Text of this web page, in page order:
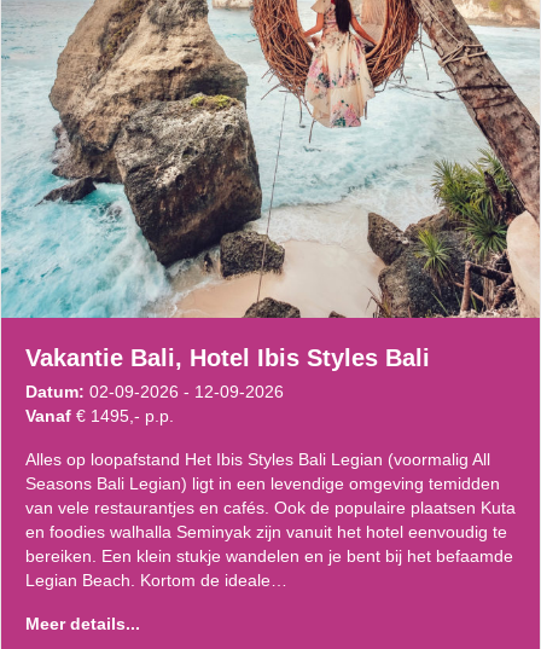
Vakantie Bali, Hotel Ibis Styles Bali
Datum: 02-09-2026 - 12-09-2026
Vanaf € 1495,- p.p.
Alles op loopafstand Het Ibis Styles Bali Legian (voormalig All
Seasons Bali Legian) ligt in een levendige omgeving temidden
van vele restaurantjes en cafés. Ook de populaire plaatsen Kuta
en foodies walhalla Seminyak zijn vanuit het hotel eenvoudig te
bereiken. Een klein stukje wandelen en je bent bij het befaamde
Legian Beach. Kortom de ideale…
Meer details...